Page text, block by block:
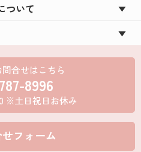
ついて
合せはこちら
8996
※土日祝日お休み
フォーム